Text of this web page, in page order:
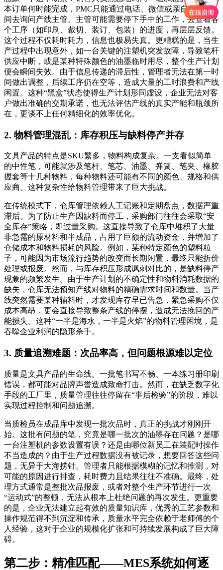
本订单何时能完成，PMC只能通过电话、微信或亲自跑到车
间去询问产线主管。主管可能需要停下手中的工作，去查看各
个工序（如印刷、裁切、装订、包装）的进度，再层层反馈。
这个过程不仅耗时耗力，信息也极易失真。更糟糕的是，当生
产过程中出现意外，如一台关键的注塑机突发故障，导致笔杆
供应中断，或是某种特殊颜色的油墨临时用尽，整个生产计划
便会瞬间失效。由于信息传递的滞后性，管理者无法在第一时
间做出调整，后续工序仍在空等，造成大量的工时浪费和产线
闲置。这种“黑盒”状态使得生产计划形同虚设，企业无法对客
户做出准确的交期承诺，也无法评估产线的真实产能和瓶颈所
在，更谈不上任何精细化的效率优化。
2. 物料管理混乱：库存积压与缺料停产并存
文具产品的特点是SKU繁多，物料构成复杂。一支看似简单
的中性笔，可能就涉及笔杆、笔芯、油墨、弹簧、笔夹、橡胶
握套等十几种物料，每种物料还可能有不同的颜色、规格和供
应商。这种复杂性给物料管理带来了巨大挑战。
在传统模式下，仓库管理依赖人工记账和定期盘点，数据严重
滞后。为了防止生产因缺料而停工，采购部门往往会采取“安
全库存”策略，即过量采购。这直接导致了仓库中堆积了大量
非急需的原材料和半成品，占用了巨额的流动资金，并增加了
仓储成本和物料损耗的风险。例如，某种特定颜色的塑料粒
子，可能因为市场流行趋势的改变而长期闲置，最终只能折价
处理或报废。然而，与库存积压形成讽刺对比的，是缺料停产
现象的频繁发生。由于生产计划的不确定性和物料消耗数据的
缺失，仓库无法预知产线对物料的精确需求时间和数量。当产
线突然需要某种辅料时，才发现库存早已告急，紧急采购不仅
成本高昂，更会直接导致整条产线的停摆，造成无法挽回的产
能损失。这种“一半是海水，一半是火焰”的物料管理困境，是
吞噬企业利润的隐形杀手。
3. 质量追溯难题：次品率高，但问题根源难以定位
质量是文具产品的生命线。一批笔书写不畅、一本练习册印刷
错误，都可能对品牌声誉造成致命打击。然而，在缺乏数字化
手段的工厂里，质量管理往往停留在“事后检验”的阶段，难以
实现过程控制和问题追溯。
当质检员在成品库中发现一批次品时，真正的挑战才刚刚开
始。这批有问题的笔，究竟是哪一批次的油墨存在问题？是哪
一台注塑机的参数设置有误？还是由哪位新员工在装配时操作
不当造成的？由于生产过程数据没有被记录，想要回答这些问
题，无异于大海捞针。管理者只能根据模糊的记忆和推测，对
可能的原因进行排查，耗时费力且结果往往不准确。最终，处
理方式通常是整批次品报废，或者对整个生产环节进行一次
“运动式”的整顿，无法从根本上杜绝问题的再次发生。更重要
的是，企业无法建立起有效的质量知识库，优秀的工艺参数和
操作规范得不到沉淀和传承，质量水平完全依赖于老师傅的个
人经验，这对于企业的规模化扩张和可持续发展构成了巨大障
碍。
第二步：精准匹配——MES系统如何逐